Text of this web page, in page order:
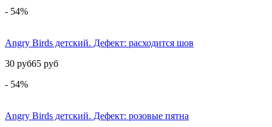
- 54%
Angry Birds детский. Дефект: расходится шов
30 руб65 руб
- 54%
Angry Birds детский. Дефект: розовые пятна